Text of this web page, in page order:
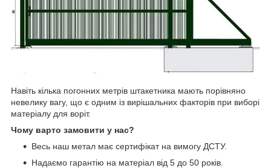
Навіть кілька погонних метрів штакетника мають порівняно
невелику вагу, що є одним із вирішальних факторів при виборі
матеріалу для воріт.
Чому варто замовити у нас?
Весь наш метал має сертифікат на вимогу ДСТУ.
Надаємо гарантію на матеріал від 5 до 50 років.